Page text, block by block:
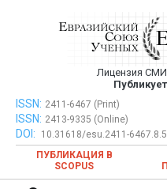
публикация
Лицензия
Евразийский Союз
ISSN: 2411-6467 (Print)
ISSN: 2413-9335 (Online)
DOI:
10.31618/esu.2411-
ПУБЛИКАЦИЯ В
SCOPUS